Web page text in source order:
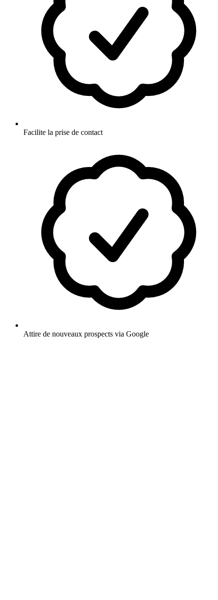
Facilite la prise de contact
Attire de nouveaux prospects via Google